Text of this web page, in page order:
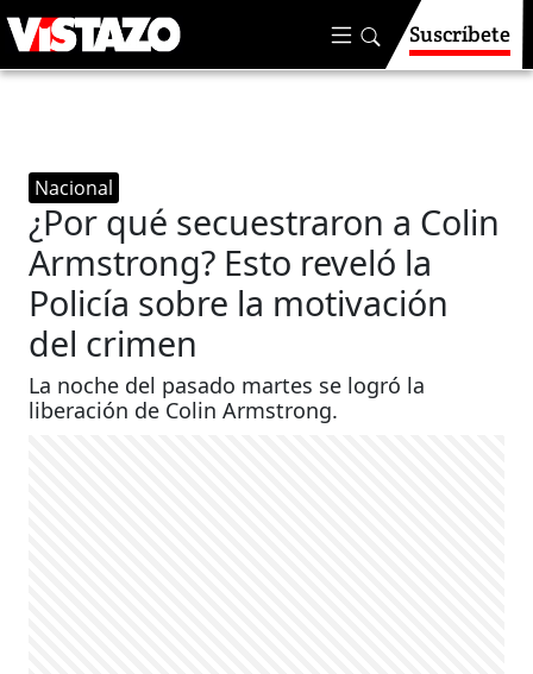
Suscríbete
Nacional
¿Por qué secuestraron a Colin
Armstrong? Esto reveló la
Policía sobre la motivación
del crimen
La noche del pasado martes se logró la
liberación de Colin Armstrong.